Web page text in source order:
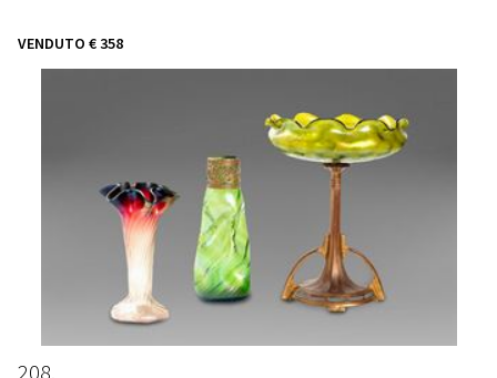
VENDUTO € 358
208